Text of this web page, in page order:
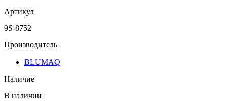
Артикул
9S-8752
Производитель
BLUMAQ
Наличие
В наличии